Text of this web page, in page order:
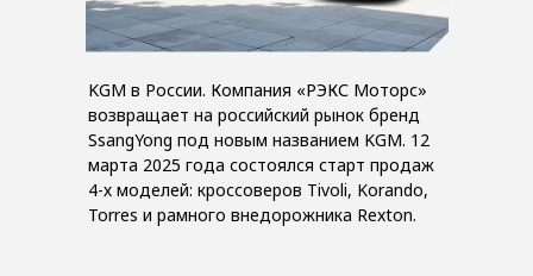
KGM в России. Компания «РЭКС Моторс»
возвращает на российский рынок бренд
SsangYong под новым названием KGM. 12
марта 2025 года состоялся старт продаж
4-х моделей: кроссоверов Tivoli, Korando,
Torres и рамного внедорожника Rexton.